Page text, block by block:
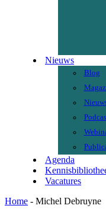
Nieuws
Blog
Agenda
Vacatures
Home - Michel Debruyne